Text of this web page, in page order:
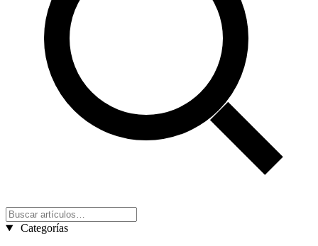
Categorías